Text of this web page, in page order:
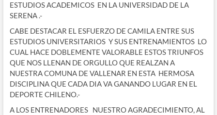
ESTUDIOS ACADEMICOS EN LA UNIVERSIDAD DE LA
SERENA .-
CABE DESTACAR EL ESFUERZO DE CAMILA ENTRE SUS
ESTUDIOS UNIVERSITARIOS Y SUS ENTRENAMIENTOS LO
CUAL HACE DOBLEMENTE VALORABLE ESTOS TRIUNFOS
QUE NOS LLENAN DE ORGULLO QUE REALZAN A
NUESTRA COMUNA DE VALLENAR EN ESTA HERMOSA
DISCIPLINA QUE CADA DIA VA GANANDO LUGAR EN EL
DEPORTE CHILENO.-
A LOS ENTRENADORES NUESTRO AGRADECIMIENTO, AL